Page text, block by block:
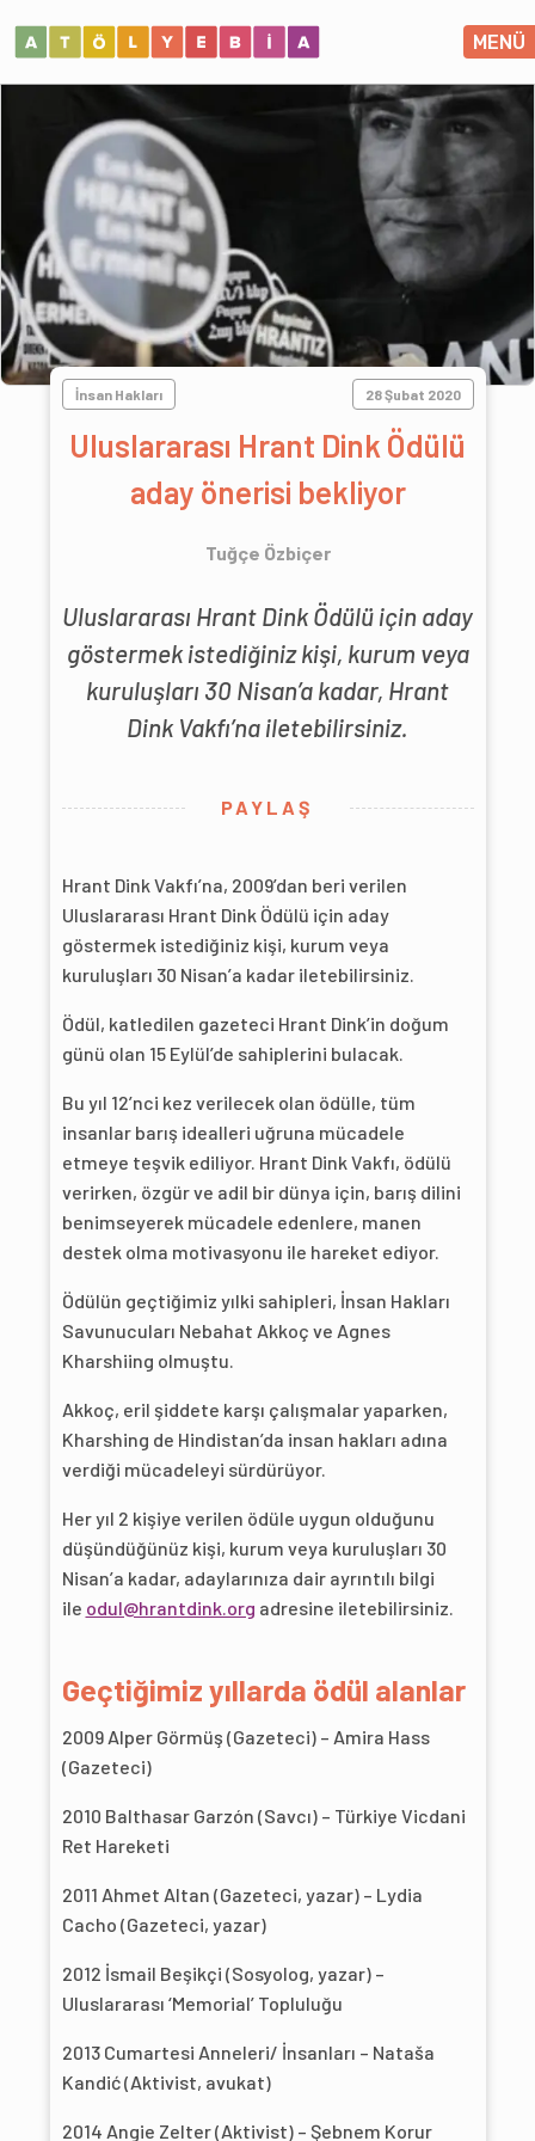
MENÜ
İnsan Hakları 28 Şubat 2020
Uluslararası Hrant Dink Ödülü
aday önerisi bekliyor
Tuğçe Özbiçer
Uluslararası Hrant Dink Ödülü için aday
göstermek istediğiniz kişi, kurum veya
kuruluşları 30 Nisan’a kadar, Hrant
Dink Vakfı’na iletebilirsiniz.
PAYLAŞ
Hrant Dink Vakfı’na, 2009’dan beri verilen
Uluslararası Hrant Dink Ödülü için aday
göstermek istediğiniz kişi, kurum veya
kuruluşları 30 Nisan’a kadar iletebilirsiniz.
Ödül, katledilen gazeteci Hrant Dink’in doğum
günü olan 15 Eylül’de sahiplerini bulacak.
Bu yıl 12’nci kez verilecek olan ödülle, tüm
insanlar barış idealleri uğruna mücadele
etmeye teşvik ediliyor. Hrant Dink Vakfı, ödülü
verirken, özgür ve adil bir dünya için, barış dilini
benimseyerek mücadele edenlere, manen
destek olma motivasyonu ile hareket ediyor.
Ödülün geçtiğimiz yılki sahipleri, İnsan Hakları
Savunucuları Nebahat Akkoç ve Agnes
Kharshiing olmuştu.
Akkoç, eril şiddete karşı çalışmalar yaparken,
Kharshing de Hindistan’da insan hakları adına
verdiği mücadeleyi sürdürüyor.
Her yıl 2 kişiye verilen ödüle uygun olduğunu
düşündüğünüz kişi, kurum veya kuruluşları 30
Nisan’a kadar, adaylarınıza dair ayrıntılı bilgi
ile odul@hrantdink.org adresine iletebilirsiniz.
Geçtiğimiz yıllarda ödül alanlar
2009 Alper Görmüş (Gazeteci) – Amira Hass
(Gazeteci)
2010 Balthasar Garzón (Savcı) – Türkiye Vicdani
Ret Hareketi
2011 Ahmet Altan (Gazeteci, yazar) – Lydia
Cacho (Gazeteci, yazar)
2012 İsmail Beşikçi (Sosyolog, yazar) –
Uluslararası ‘Memorial’ Topluluğu
2013 Cumartesi Anneleri/ İnsanları – Nataša
Kandić (Aktivist, avukat)
2014 Angie Zelter (Aktivist) – Şebnem Korur